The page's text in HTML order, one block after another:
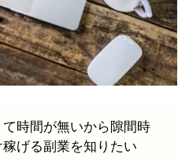
時間が無いから隙間時
げる副業を知りたい